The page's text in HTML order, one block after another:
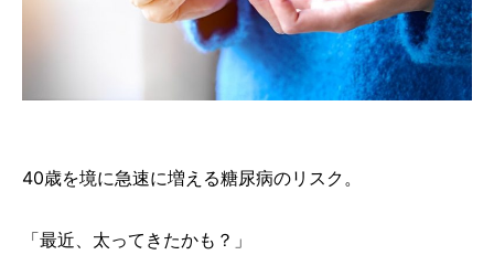
40歳を境に急速に増える糖尿病のリスク。
「最近、太ってきたかも？」